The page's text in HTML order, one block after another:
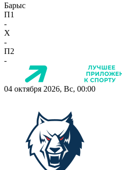
Барыс
П1
-
X
-
П2
-
04 октября 2026, Вс, 00:00